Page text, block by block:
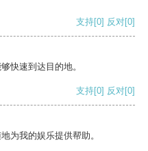
支持[0] 反对[0]
快速到达目的地。
支持[0] 反对[0]
为我的娱乐提供帮助。